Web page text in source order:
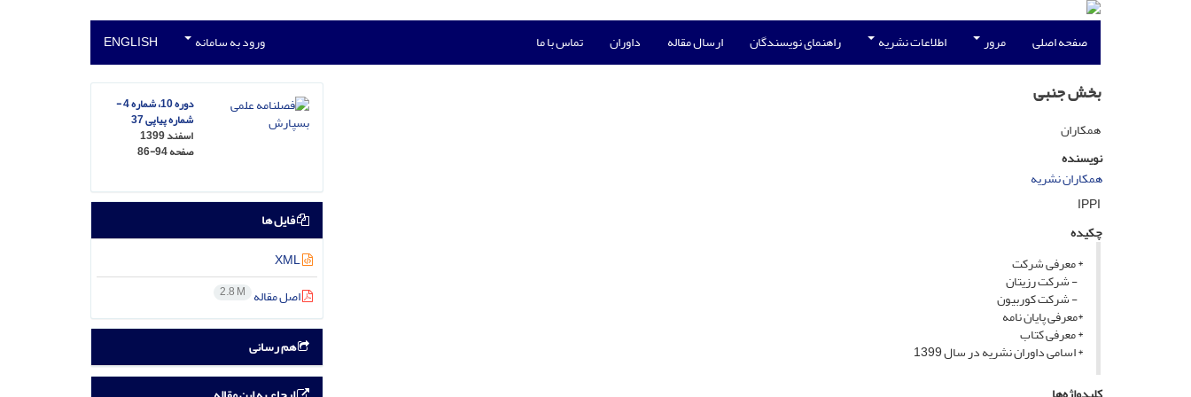
صفحه اصلی مرور اطلاعات نشریه راهنمای نویسندگان ارسال مقاله داوران تماس با ما ورود به سامانه ENGLISH
بخش جنبی
همکاران
نویسنده
همکاران نشریه
IPPI
چکیده
* معرفی شرکت
- شرکت رزیتان
- شرکت کوربیون
*معرفی پایان نامه
* معرفی کتاب
* اسامی داوران نشریه در سال 1399
دوره 10، شماره 4 -
شماره پیاپی 37
اسفند 1399
صفحه86-94
فایل ها
XML
اصل مقاله 2.8 M
هم رسانی